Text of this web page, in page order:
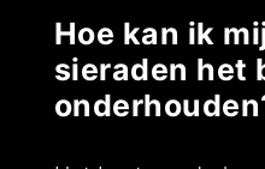
Hoe kan ik
sieraden het